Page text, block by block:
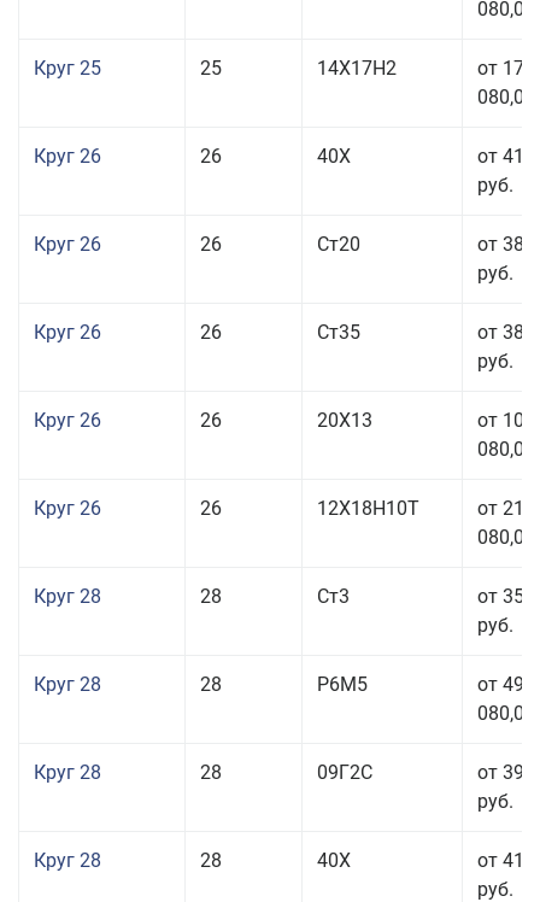
080,00
Круг 25 25 14Х17Н2
от 179
080,00
Круг 26 26 40Х
от 41
руб.
Круг 26 26 Ст20
от 38
руб.
Круг 26 26 Ст35
от 38
руб.
Круг 26 26 20Х13
от 103
080,00
Круг 26 26 12Х18Н10Т
от 210
080,00
Круг 28 28 Ст3
от 35
руб.
Круг 28 28 Р6М5
от 499
080,00
Круг 28 28 09Г2С
от 39
руб.
Круг 28 28 40Х
от 41
руб.